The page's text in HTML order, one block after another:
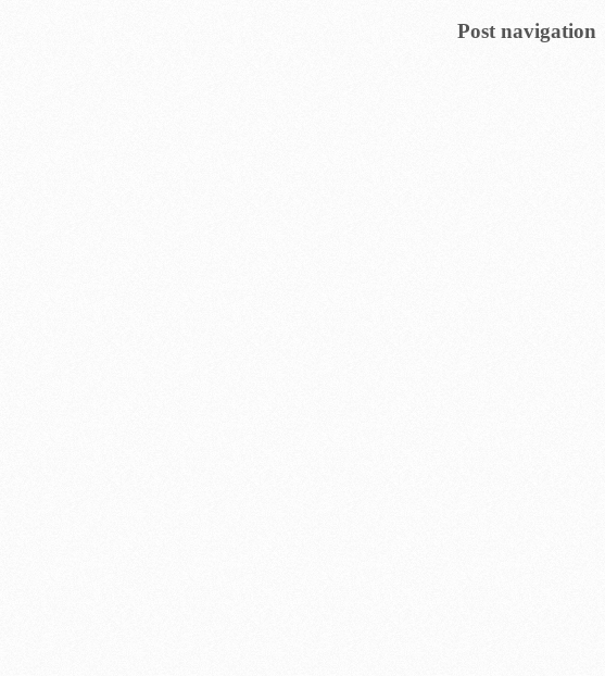
Post navigation